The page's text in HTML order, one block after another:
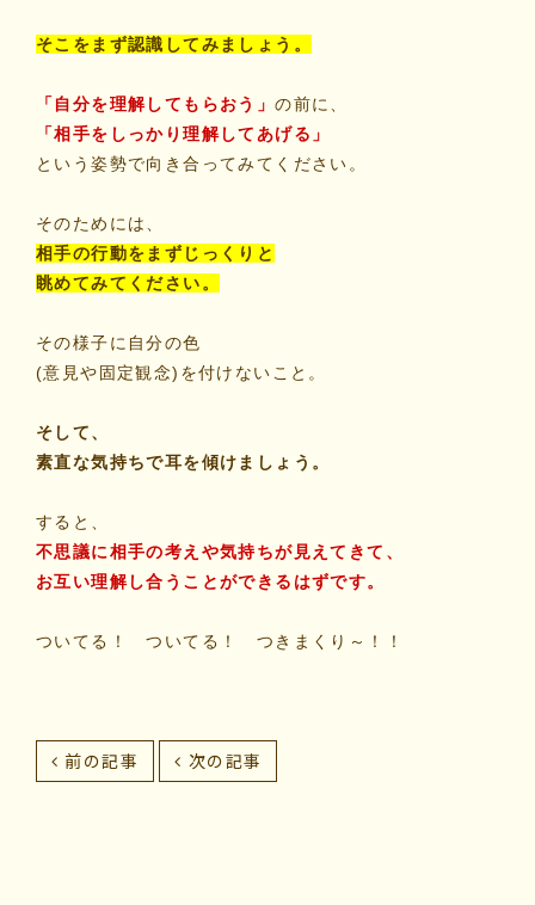
そこをまず認識してみましょう。
「自分を理解してもらおう」の前に、
「相手をしっかり理解してあげる」
という姿勢で向き合ってみてください。
そのためには、
相手の行動をまずじっくりと
眺めてみてください。
その様子に自分の色
(意見や固定観念)を付けないこと。
そして、
素直な気持ちで耳を傾けましょう。
すると、
不思議に相手の考えや気持ちが見えてきて、
お互い理解し合うことができるはずです。
ついてる！ ついてる！ つきまくり～！！
前の記事 次の記事